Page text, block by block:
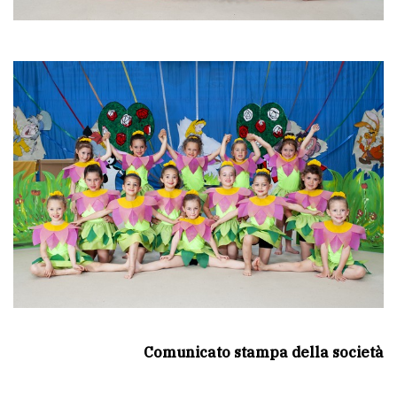
Comunicato stampa della società